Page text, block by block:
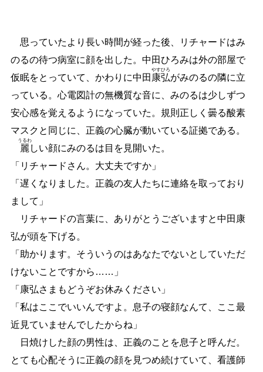
思っていたより長い時間が経った後、リチャードはみ
のるの待つ病室に顔を出した。中田ひろみは外の部屋で
仮眠をとっていて、かわりに中田 康
やす
弘
ひろ
がみのるの隣に立
っている。心電図計の無機質な音に、みのるは少しずつ
安心感を覚えるようになっていた。規則正しく曇る酸素
マスクと同じに、正義の心臓が動いている証拠である。
麗
うるわ
しい顔にみのるは目を見開いた。
「リチャードさん。大丈夫ですか」
「遅くなりました。正義の友人たちに連絡を取っており
まして」
リチャードの言葉に、ありがとうございますと中田康
弘が頭を下げる。
「助かります。そういうのはあなたでないとしていただ
けないことですから … … 」
「康弘さまもどうぞお休みください」
「私はここでいいんですよ。息子の寝顔なんて、ここ最
近見ていませんでしたからね」
日焼けした顔の男性は、正義のことを息子と呼んだ。
とても心配そうに正義の顔を見つめ続けていて、看護師